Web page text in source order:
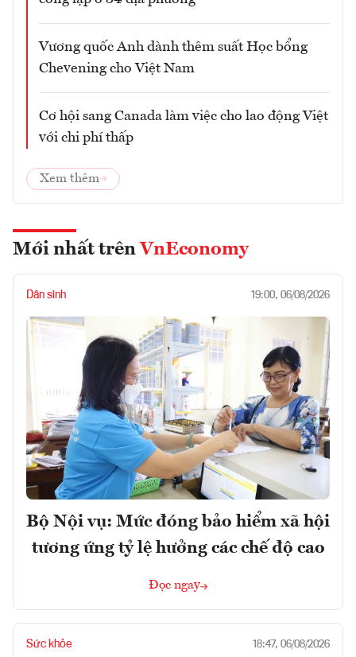
Vương quốc Anh dành thêm suất Học bổng
Chevening cho Việt Nam
Cơ hội sang Canada làm việc cho lao động Việt
với chi phí thấp
Xem thêm
Mới nhất trên VnEconomy
Dân sinh 19:00, 06/08/2026
Bộ Nội vụ: Mức đóng bảo hiểm xã hội
tương ứng tỷ lệ hưởng các chế độ cao
Đọc ngay
Sức khỏe 18:47, 06/08/2026